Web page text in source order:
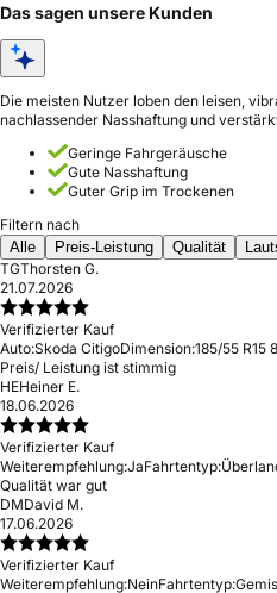
Das sagen unsere Kunden
Die meisten Nutzer loben den leisen,
nachlassender Nasshaftung und
Geringe Fahrgeräusche
Gute Nasshaftung
Guter Grip im Trockenen
Filtern nach
Alle
Preis-Leistung Qualität
TGThorsten G.
21.07.2026
Verifizierter Kauf
Auto:Skoda CitigoDimension:185/55 R15
Preis/ Leistung ist stimmig
HEHeiner E.
18.06.2026
Verifizierter Kauf
Weiterempfehlung:JaFahrtentyp:
Qualität war gut
DMDavid M.
17.06.2026
Verifizierter Kauf
Weiterempfehlung:NeinFahrtentyp: